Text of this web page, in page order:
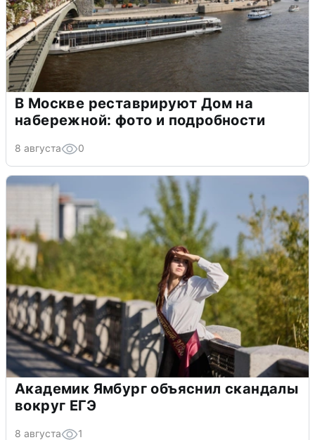
В Москве реставрируют Дом на
набережной: фото и подробности
8 августа 0
Академик Ямбург объяснил скандалы
вокруг ЕГЭ
8 августа 1